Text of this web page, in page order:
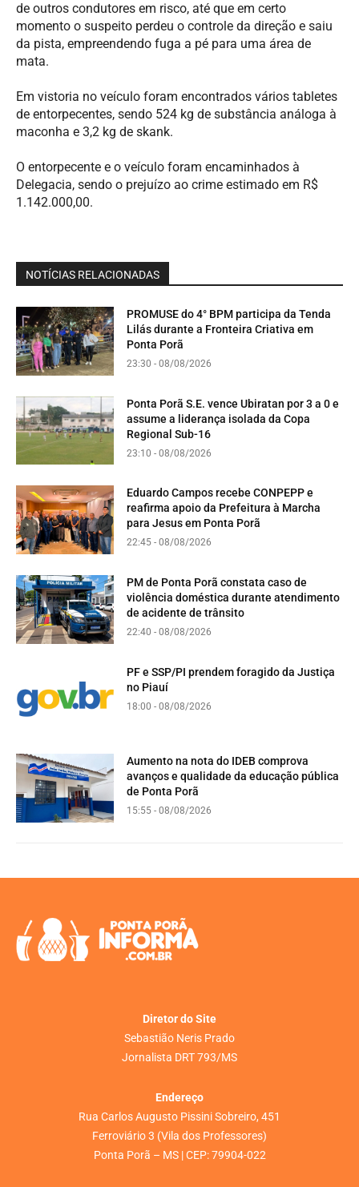
de outros condutores em risco, até que em certo
momento o suspeito perdeu o controle da direção e saiu
da pista, empreendendo fuga a pé para uma área de
mata.
Em vistoria no veículo foram encontrados vários tabletes
de entorpecentes, sendo 524 kg de substância análoga à
maconha e 3,2 kg de skank.
O entorpecente e o veículo foram encaminhados à
Delegacia, sendo o prejuízo ao crime estimado em R$
1.142.000,00.
NOTÍCIAS RELACIONADAS
PROMUSE do 4° BPM participa da Tenda
Lilás durante a Fronteira Criativa em
Ponta Porã
23:30 - 08/08/2026
Ponta Porã S.E. vence Ubiratan por 3 a 0 e
assume a liderança isolada da Copa
Regional Sub-16
23:10 - 08/08/2026
Eduardo Campos recebe CONPEPP e
reafirma apoio da Prefeitura à Marcha
para Jesus em Ponta Porã
22:45 - 08/08/2026
PM de Ponta Porã constata caso de
violência doméstica durante atendimento
de acidente de trânsito
22:40 - 08/08/2026
PF e SSP/PI prendem foragido da Justiça
no Piauí
18:00 - 08/08/2026
Aumento na nota do IDEB comprova
avanços e qualidade da educação pública
de Ponta Porã
15:55 - 08/08/2026
Diretor do Site
Sebastião Neris Prado
Jornalista DRT 793/MS
Endereço
Rua Carlos Augusto Pissini Sobreiro, 451
Ferroviário 3 (Vila dos Professores)
Ponta Porã – MS | CEP: 79904-022